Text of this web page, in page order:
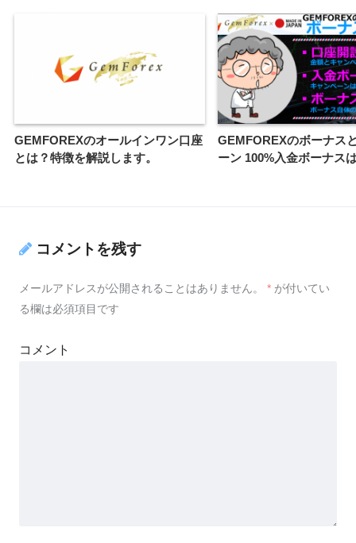
GEMFOREXのオールインワン口座
とは？特徴を解説します。
GEMFOREXのボーナス
ーン 100%入金ボーナス
コメントを残す
メールアドレスが公開されることはありません。 * が付いてい
る欄は必須項目です
コメント